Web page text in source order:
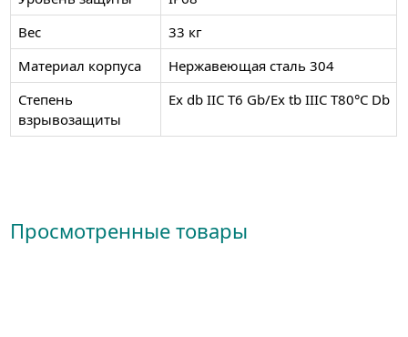
Вес
33 кг
Материал корпуса
Нержавеющая сталь 304
Степень
взрывозащиты
Ex db IIC T6 Gb/Ex tb IIIC T80°С Db
Просмотренные товары